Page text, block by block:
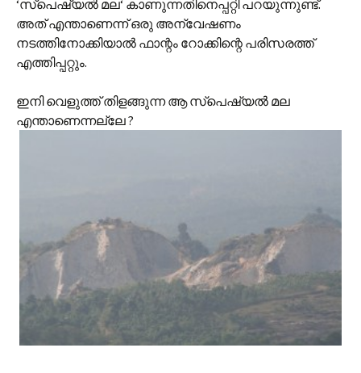
‘സ്പെഷ്യല്‍ മല‘ കാണുന്നതിനെപ്പറ്റി പറയുന്നുണ്ട്.
അത് എന്താണെന്ന് ഒരു അന്വേഷണം
നടത്തിനോക്കിയാല്‍ ഫാന്റം റോക്കിന്റെ പരിസരത്ത്
എത്തിപ്പറ്റും.
ഇനി വെളുത്ത് തിളങ്ങുന്ന ആ സ്പെഷ്യല്‍ മല
എന്താണെന്നല്ലേ ?